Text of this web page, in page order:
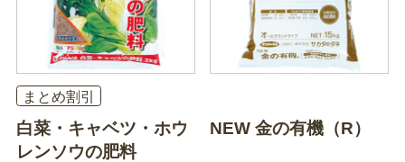
まとめ割引
白菜・キャベツ・ホウ
レンソウの肥料
NEW 金の有機（R）